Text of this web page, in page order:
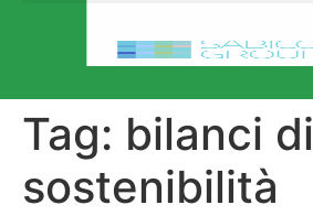
Tag: bilanci di
sostenibilità